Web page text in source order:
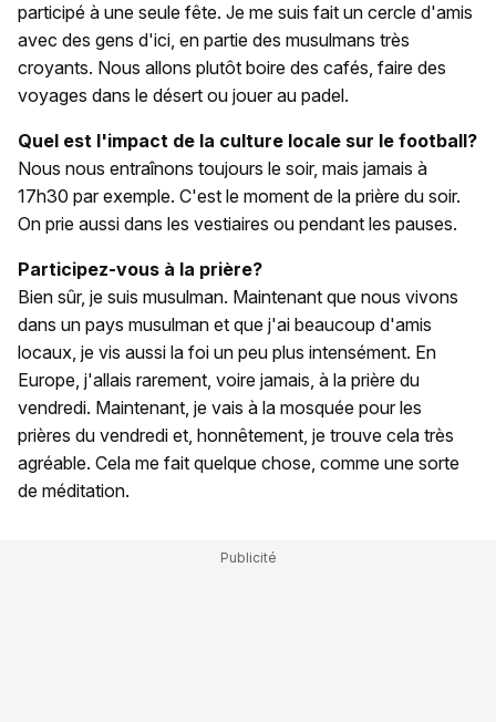
participé à une seule fête. Je me suis fait un cercle d'amis
avec des gens d'ici, en partie des musulmans très
croyants. Nous allons plutôt boire des cafés, faire des
voyages dans le désert ou jouer au padel.
Quel est l'impact de la culture locale sur le football?
Nous nous entraînons toujours le soir, mais jamais à
17h30 par exemple. C'est le moment de la prière du soir.
On prie aussi dans les vestiaires ou pendant les pauses.
Participez-vous à la prière?
Bien sûr, je suis musulman. Maintenant que nous vivons
dans un pays musulman et que j'ai beaucoup d'amis
locaux, je vis aussi la foi un peu plus intensément. En
Europe, j'allais rarement, voire jamais, à la prière du
vendredi. Maintenant, je vais à la mosquée pour les
prières du vendredi et, honnêtement, je trouve cela très
agréable. Cela me fait quelque chose, comme une sorte
de méditation.